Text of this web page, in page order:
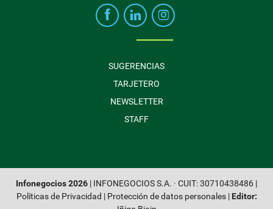
SUGERENCIAS
TARJETERO
NEWSLETTER
STAFF
Infonegocios 2026 | INFONEGOCIOS S.A. · CUIT: 30710438486 |
Políticas de Privacidad | Protección de datos personales| Editor: